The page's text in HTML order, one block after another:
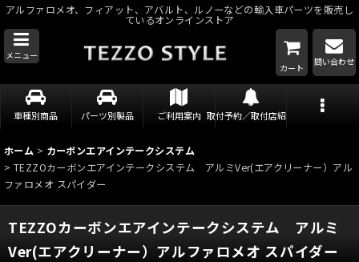
アルファロメオ、フィアット、アバルト、ルノーなどの輸入車パーツを販売し
ているオンラインストア
メニュー
カート
問い合わせ
車種別商品 パーツ別製品 ご利用案内 取付予約／取付店紹介
ホーム > カーボンエアインテークシステム
> TEZZOカーボンエアインテークシステム アルミVer(エアクリーナー）アル
ファロメオ スパイダー
TEZZOカーボンエアインテークシステム アルミ
Ver(エアクリーナー）アルファロメオ スパイダー